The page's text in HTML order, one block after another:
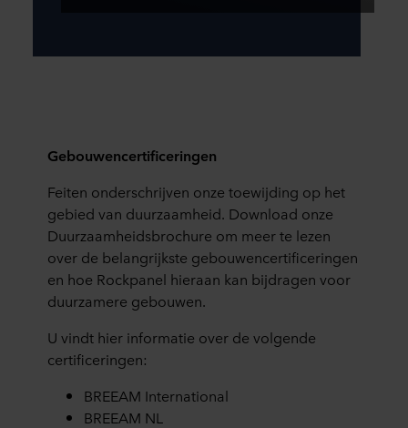
Gebouwencertificeringen
Feiten onderschrijven onze toewijding op het
gebied van duurzaamheid. Download onze
Duurzaamheidsbrochure om meer te lezen
over de belangrijkste gebouwencertificeringen
en hoe Rockpanel hieraan kan bijdragen voor
duurzamere gebouwen.
U vindt hier informatie over de volgende
certificeringen:
BREEAM International
BREEAM NL